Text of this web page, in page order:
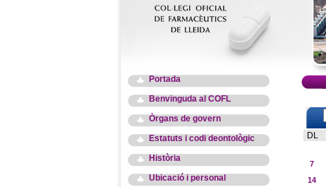
Portada
Benvinguda al COFL
Òrgans de govern
Estatuts i codi deontològic
Història
Ubicació i personal
DL
7
14